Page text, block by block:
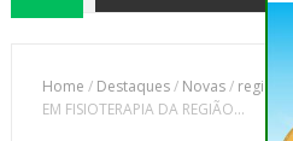
Home / Destaques/ Novas/ região
EM FISIOTERAPIA DA REGIÃO...